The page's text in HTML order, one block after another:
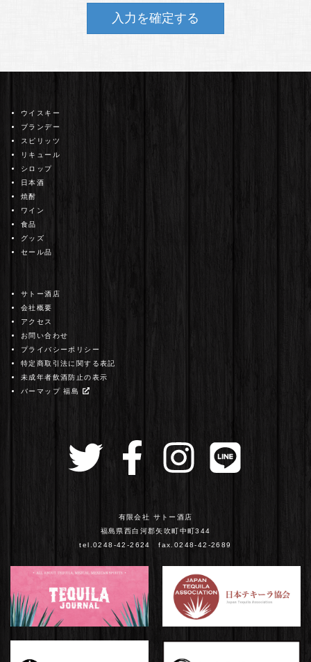
ウイスキー
ブランデー
スピリッツ
リキュール
シロップ
日本酒
焼酎
ワイン
食品
グッズ
セール品
サトー酒店
会社概要
アクセス
お問い合わせ
プライバシーポリシー
特定商取引法に関する表記
未成年者飲酒防止の表示
バーマップ 福島
有限会社 サトー酒店
福島県西白河郡矢吹町中町344
tel.0248-42-2624 fax.0248-42-2689